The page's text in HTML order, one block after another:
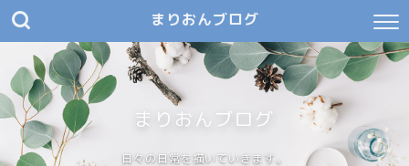
まりおんブログ
まりおんブログ
日々の日常を描いていきます。